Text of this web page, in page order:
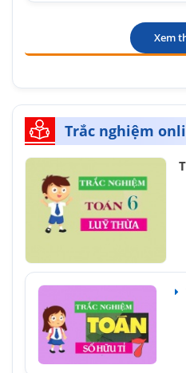
Xem
Trắc nghiệm